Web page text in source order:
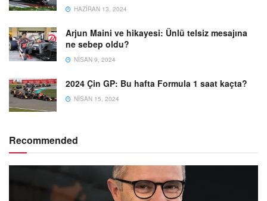
HAZIRAN 13, 2024
Arjun Maini ve hikayesi: Ünlü telsiz mesajına
ne sebep oldu?
NISAN 9, 2024
2024 Çin GP: Bu hafta Formula 1 saat kaçta?
NISAN 15, 2024
Recommended